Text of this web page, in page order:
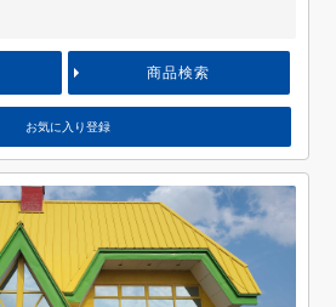
商品検索
お気に入り登録